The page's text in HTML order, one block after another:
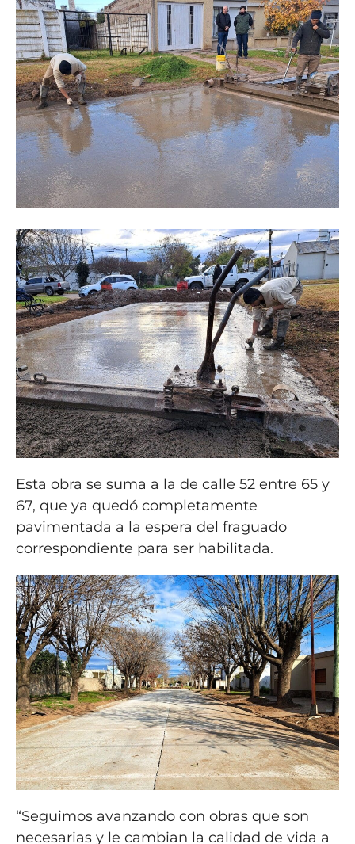
Esta obra se suma a la de calle 52 entre 65 y
67, que ya quedó completamente
pavimentada a la espera del fraguado
correspondiente para ser habilitada.
“Seguimos avanzando con obras que son
necesarias y le cambian la calidad de vida a